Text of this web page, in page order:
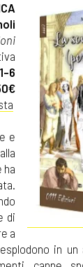
6
e
ha
di
a
in un